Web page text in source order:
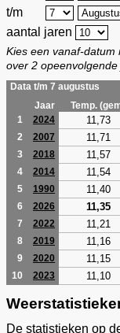
t/m
aantal jaren
Kies een vanaf-
over 2 opeenvolgende
Data t/m 7 augustus
Jaar
Temp.
1
2024 11,73
2 2007 11,71
3 2018 11,57
4 2014 11,54
5 1990 11,40
6 2026 11,35
7 2022 11,21
8 2019 11,16
9 2020 11,15
10 2023 11,10
De statistieken op